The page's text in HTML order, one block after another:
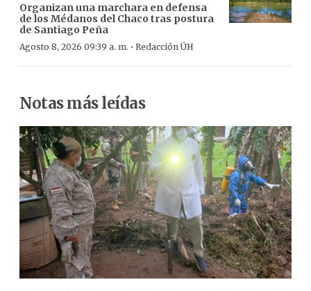
Organizan una marchara en defensa
de los Médanos del Chaco tras postura
de Santiago Peña
Agosto 8, 2026 09:39 a. m. · Redacción ÚH
Notas más leídas